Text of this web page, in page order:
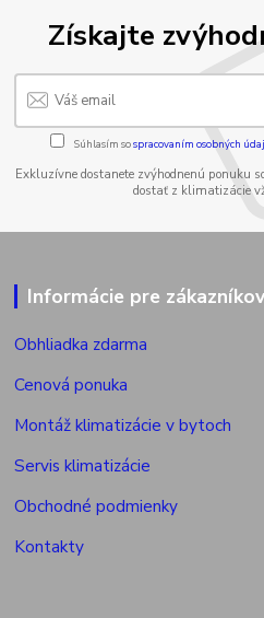
Získajte
Súhlasím sospracovaním osobných
Exkluzívne dostanete zvýhodnenú ponuku
dostať z klimatizácie
Informácie pre zákazníkov
Obhliadka zdarma
Cenová ponuka
Montáž klimatizácie v bytoch
Servis klimatizácie
Obchodné podmienky
Kontakty